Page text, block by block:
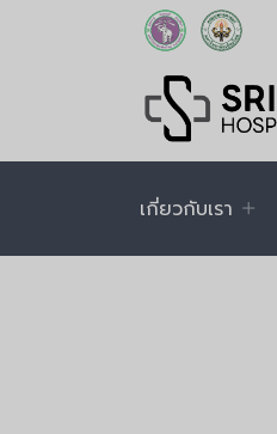
เกี่ยวกับเรา